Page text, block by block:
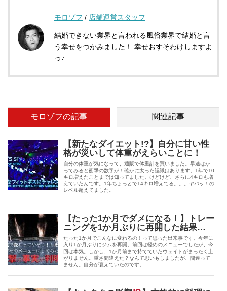
モロゾフ / 店舗運営スタッフ
結婚できない業界と言われる風俗業界で結婚と言
う幸せをつかみました！ 幸せおすそわけしますよ
っ♪
モロゾフの記事 関連記事
【新たなダイエット!?】自分に甘い性
格が災いして体重がえらいことに！
自分の体重が気になって、通販で体重計を買いました。早速はか
ってみると衝撃の数字が！確かに太った認識はあります。1年で10
キロ増えたことまでは知ってました。けどけど、さらに4キロも増
えていたんです。1年ちょっとで14キロ増えてる。。。ヤバッ！の
レベル超えてました。
【たった1か月でダメになる！】トレー
ニングを1か月ぶりに再開した結果…
たった1か月でこんなに変わるの！って思った出来事です。今年に
入り1か月ぶりにジムを再開。前回は軽めのメニューでしたが、今
回は本気。しかし、1か月前まで持てていたウェイトがまったく上
がりません。重さ間違えた？なんて思いもしましたが、間違って
ません。自分が衰えていたのです。